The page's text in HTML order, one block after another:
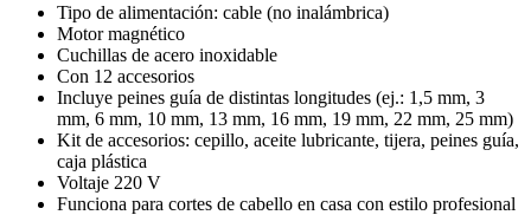
Tipo de alimentación: cable (no inalámbrica)
Motor magnético
Cuchillas de acero inoxidable
Con 12 accesorios
Incluye peines guía de distintas longitudes (ej.: 1,5 mm, 3
mm, 6 mm, 10 mm, 13 mm, 16 mm, 19 mm, 22 mm, 25 mm)
Kit de accesorios: cepillo, aceite lubricante, tijera, peines guía,
caja plástica
Voltaje 220 V
Funciona para cortes de cabello en casa con estilo profesional